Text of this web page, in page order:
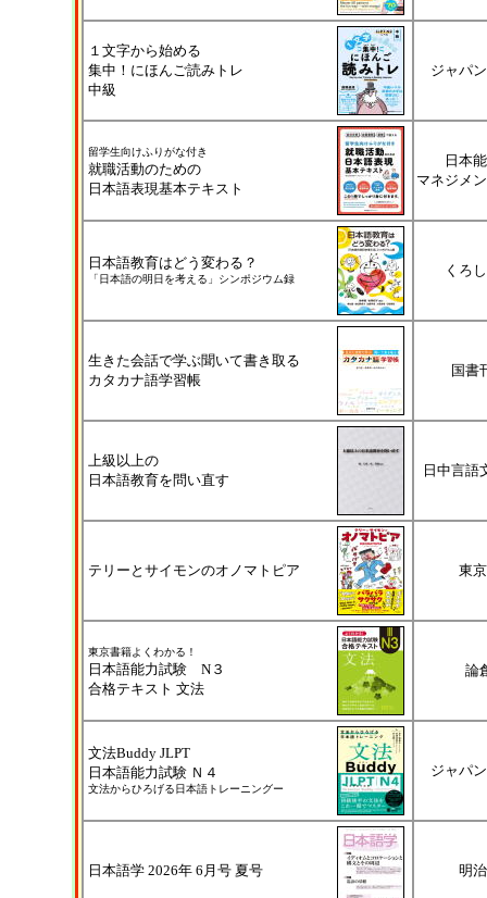
１文字から始める
集中！にほんご読みトレ
中級
ジャパ
留学生向けふりがな付き
就職活動のための
日本語表現基本テキスト
日本
マネジメ
日本語教育はどう変わる？
「日本語の明日を考える」シンポジウム録
くろ
生きた会話で学ぶ聞いて書き取る
カタカナ語学習帳
国書
上級以上の
日本語教育を問い直す
日中言語
テリーとサイモンのオノマトピア 東
東京書籍よくわかる！
日本語能力試験 N３
合格テキスト 文法
論
文法Buddy JLPT
日本語能力試験 Ｎ４
文法からひろげる日本語トレーニングー
ジャパ
日本語学 2026年 6月号 夏号 明